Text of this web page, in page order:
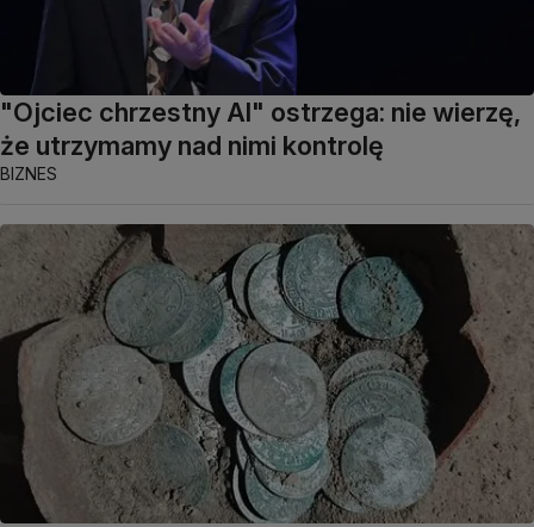
"Ojciec chrzestny AI" ostrzega: nie wierzę,
że utrzymamy nad nimi kontrolę
BIZNES